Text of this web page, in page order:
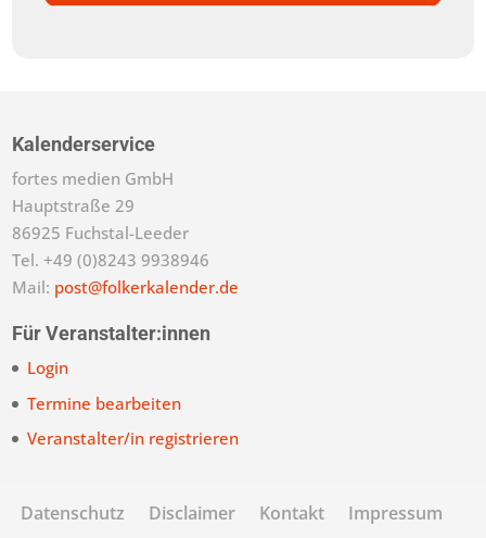
Kalenderservice
fortes medien GmbH
Hauptstraße 29
86925 Fuchstal-Leeder
Tel. +49 (0)8243 9938946
Mail: post@folkerkalender.de
Für Veranstalter:innen
Login
Termine bearbeiten
Veranstalter/in registrieren
Datenschutz Disclaimer Kontakt Impressum